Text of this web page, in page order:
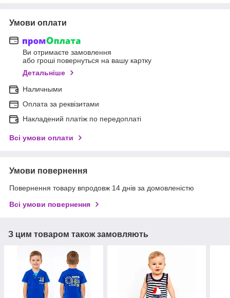
Умови оплати
Ви отримаєте замовлення
або гроші повернуться на вашу картку
Детальніше
Наличными
Оплата за реквізитами
Накладений платіж по передоплаті
Всі умови оплати
Умови повернення
Повернення товару впродовж 14 днів за домовленістю
Всі умови повернення
З цим товаром також замовляють